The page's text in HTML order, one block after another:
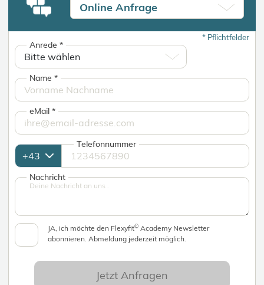
Online Anfrage
*Pflichtfelder
Anrede*
Name*
eMail*
Telefonnummer
Nachricht
JA, ich möchte den Flexyfit© Academy Newsletter
abonnieren. Abmeldung jederzeit möglich.
Jetzt Anfragen